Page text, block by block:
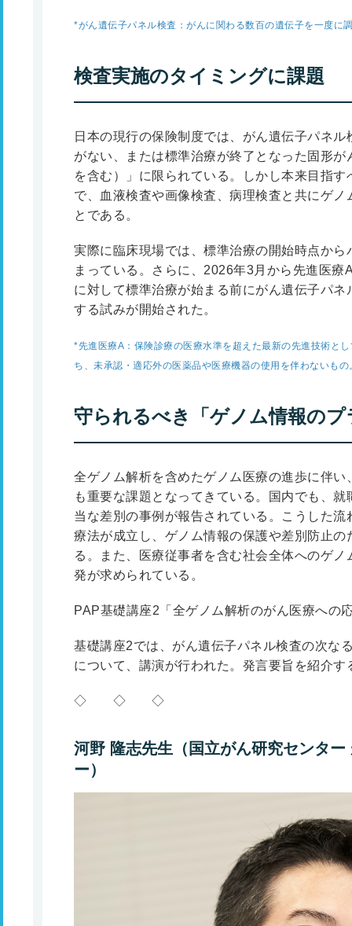
*がん遺伝子パネル検査：がんに関わる数百の遺伝子を一度に
検査実施のタイミングに課題
日本の現行の保険制度では、がん遺伝子パネ
がない、または標準治療が終了となった固形
を含む）」に限られている。しかし本来目指
で、血液検査や画像検査、病理検査と共にゲ
とである。
実際に臨床現場では、標準治療の開始時点か
まっている。さらに、2026年3月から先進医療
に対して標準治療が始まる前にがん遺伝子パ
する試みが開始された。
*先進医療A：保険診療の医療水準を超えた最新の先進技術と
ち、未承認・適応外の医薬品や医療機器の使用を伴わないもの
守られるべき「ゲノム情報の
全ゲノム解析を含めたゲノム医療の進歩に伴
も重要な課題となってきている。国内でも、
当な差別の事例が報告されている。こうした
療法が成立し、ゲノム情報の保護や差別防止
る。また、医療従事者を含む社会全体へのゲ
発が求められている。
PAP基礎講座2「全ゲノム解析のがん医療への
基礎講座2では、がん遺伝子パネル検査の次な
について、講演が行われた。発言要旨を紹介す
◇ ◇ ◇
河野 隆志先生（国立がん研究センタ
ー）